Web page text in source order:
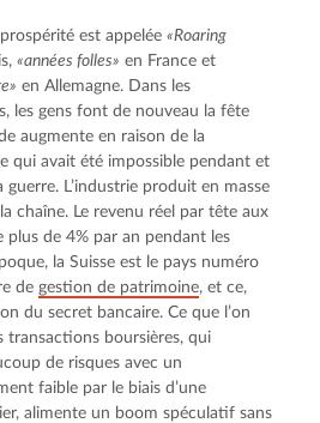
est appelée «Roaring
«années folles»
en Allemagne. Dans les
les gens font de nouveau la fête
augmente en raison de la
qui avait été impossible pendant et
L’industrie produit en masse
chaîne. Le revenu réel par tête aux
plus de 4% par an pendant les
la Suisse est le pays numéro
de gestion de patrimoine, et ce,
du secret bancaire. Ce que l’on
transactions boursières, qui
de risques avec un
faible par le biais d’une
alimente un boom spéculatif sans